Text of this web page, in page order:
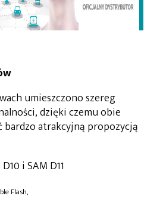
umieszczono szereg
dzięki czemu obie
atrakcyjną propozycją
i SAM D11
Flash,